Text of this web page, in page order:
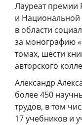
Лауреат премии
и Национальной
в области
за монографию
томах, шести
авторского
Александр
более 450
трудов, в том
17 учебников и